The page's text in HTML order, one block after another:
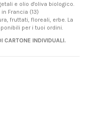
e olio d'oliva biologico.
Francia (13)
fruttati, floreali, erbe. La
per i tuoi ordini.
CARTONE INDIVIDUALI.